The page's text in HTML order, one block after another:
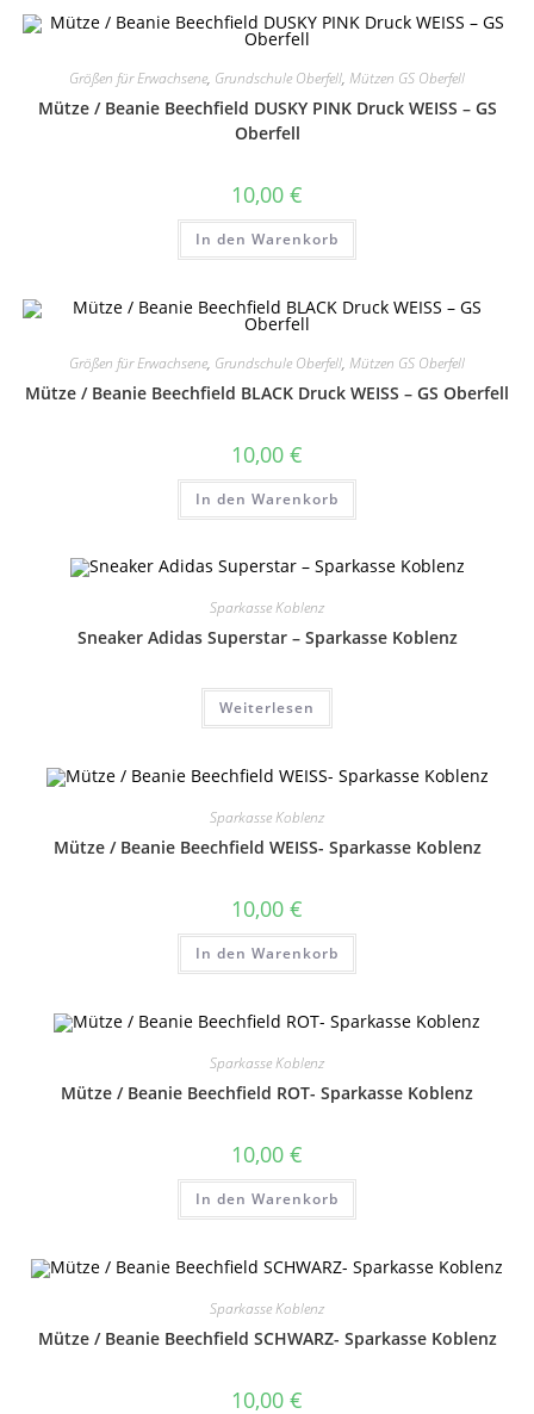
Größen für Erwachsene, Grundschule Oberfell, Mützen GS Oberfell
Mütze / Beanie Beechfield DUSKY PINK Druck WEISS – GS
Oberfell
10,00 €
In den Warenkorb
Größen für Erwachsene, Grundschule Oberfell, Mützen GS Oberfell
Mütze / Beanie Beechfield BLACK Druck WEISS – GS Oberfell
10,00 €
In den Warenkorb
Sparkasse Koblenz
Sneaker Adidas Superstar – Sparkasse Koblenz
Weiterlesen
Sparkasse Koblenz
Mütze / Beanie Beechfield WEISS- Sparkasse Koblenz
10,00 €
In den Warenkorb
Sparkasse Koblenz
Mütze / Beanie Beechfield ROT- Sparkasse Koblenz
10,00 €
In den Warenkorb
Sparkasse Koblenz
Mütze / Beanie Beechfield SCHWARZ- Sparkasse Koblenz
10,00 €